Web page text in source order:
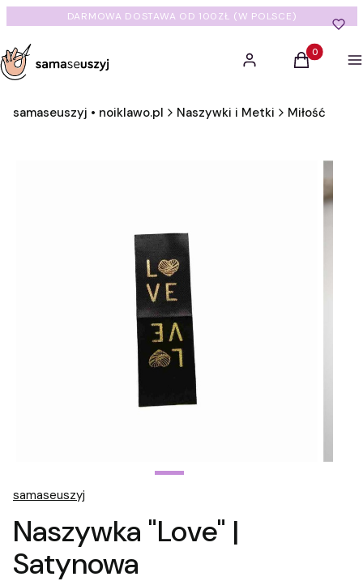
DARMOWA DOSTAWA OD 100ZŁ (W POLSCE)
Zaloguj sięProdukty w
Koszyk
samaseuszyj • noiklawo.pl Naszywki i Metki Miłość
samaseuszyj
Naszywka "Love" |
Satynowa